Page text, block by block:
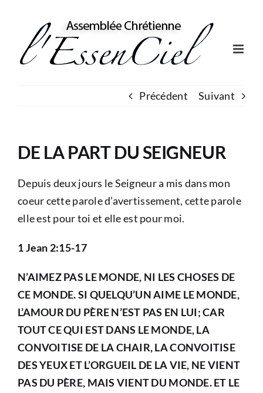
content
Précédent Suivant
DE LA PART DU SEIGNEUR
Depuis deux jours le Seigneur a mis dans mon
coeur cette parole d’avertissement, cette parole
elle est pour toi et elle est pour moi.
1 Jean 2:15-17
N’AIMEZ PAS LE MONDE, NI LES CHOSES DE
CE MONDE. SI QUELQU’UN AIME LE MONDE,
L’AMOUR DU PÈRE N’EST PAS EN LUI; CAR
TOUT CE QUI EST DANS LE MONDE, LA
CONVOITISE DE LA CHAIR, LA CONVOITISE
DES YEUX ET L’ORGUEIL DE LA VIE, NE VIENT
PAS DU PÈRE, MAIS VIENT DU MONDE. ET LE